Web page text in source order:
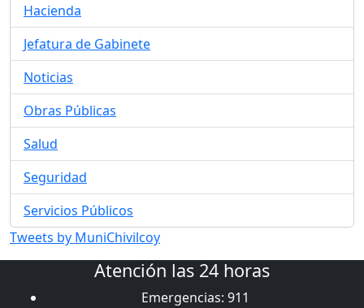
Hacienda
Jefatura de Gabinete
Noticias
Obras Públicas
Salud
Seguridad
Servicios Públicos
Tweets by MuniChivilcoy
Atención las 24 horas
Emergencias: 911